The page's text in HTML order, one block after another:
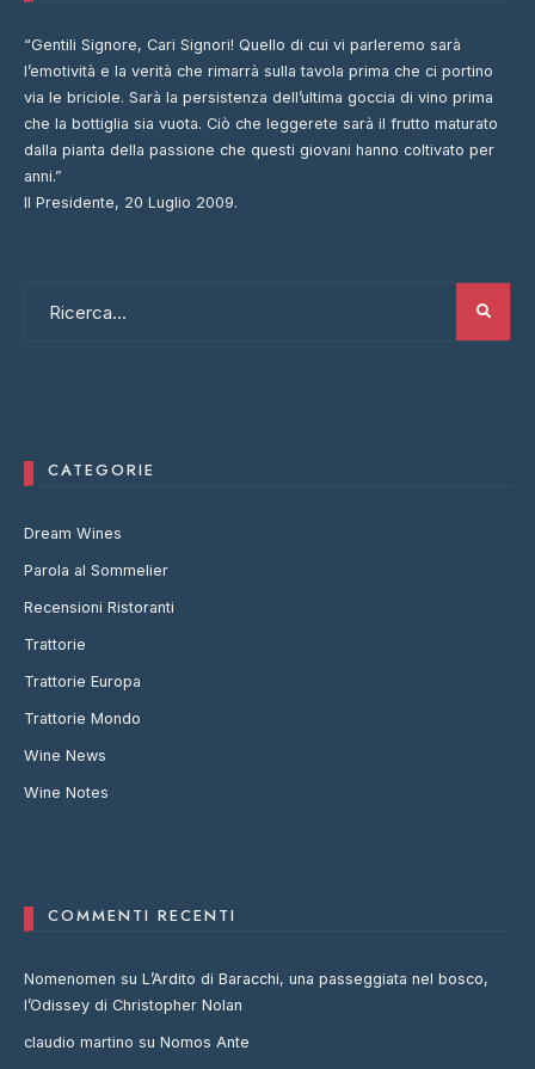
“Gentili Signore, Cari Signori! Quello di cui vi parleremo sarà
l’emotività e la verità che rimarrà sulla tavola prima che ci portino
via le briciole. Sarà la persistenza dell’ultima goccia di vino prima
che la bottiglia sia vuota. Ciò che leggerete sarà il frutto maturato
dalla pianta della passione che questi giovani hanno coltivato per
anni.”
Il Presidente, 20 Luglio 2009.
CATEGORIE
Dream Wines
Parola al Sommelier
Recensioni Ristoranti
Trattorie
Trattorie Europa
Trattorie Mondo
Wine News
Wine Notes
COMMENTI RECENTI
Nomenomen su L’Ardito di Baracchi, una passeggiata nel bosco,
l’Odissey di Christopher Nolan
claudio martino su Nomos Ante